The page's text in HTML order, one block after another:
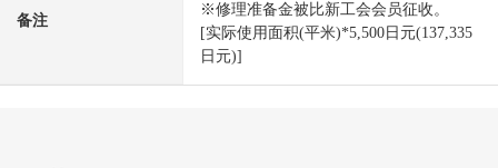
备注
※修理准备金被比新工会会员征收。
[实际使用面积(平米)*5,500日元(137,335
日元)]